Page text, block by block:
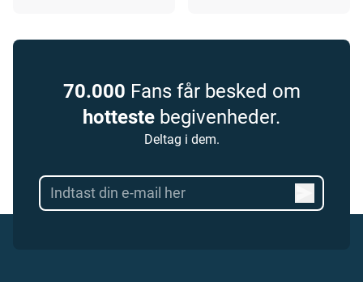
70.000 Fans får besked om
hotteste begivenheder.
Deltag i dem.